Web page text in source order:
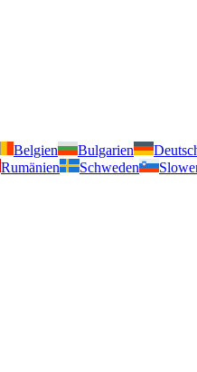
Belgien Bulgarien
Rumänien Schweden